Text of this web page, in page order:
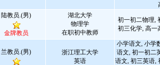
陆教员.(男)
金牌教员
湖北大学
物理学
在职初中教师
初一初二物理,
初三化学, 高一
兰教员.(男)
浙江理工大学
英语
小学语文, 小学
语文, 初一初二
语文, 初三英语,